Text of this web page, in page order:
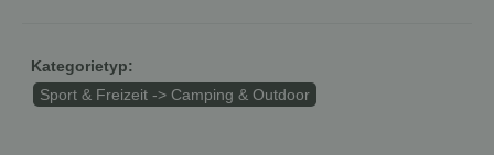
Kategorietyp:
Sport & Freizeit -> Camping & Outdoor